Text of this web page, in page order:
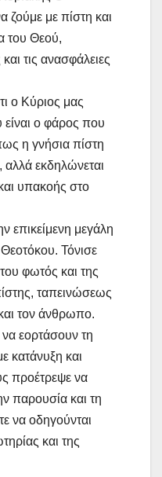
ζούμε με πίστη και
του Θεού,
τις ανασφάλειες
ο Κύριος μας
ο φάρος που
η γνήσια πίστη
αλλά εκδηλώνεται
υπακοής στο
επικείμενη μεγάλη
Τόνισε
φωτός και της
ταπεινώσεως
τον άνθρωπο.
εορτάσουν τη
κατάνυξη και
προέτρεψε να
παρουσία και τη
να οδηγούνται
και της